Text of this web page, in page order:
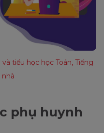
tiểu học học Toán, Tiếng
nhà
phụ huynh